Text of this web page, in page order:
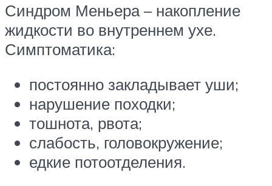
Синдром Меньера – накопление
жидкости во внутреннем ухе.
Симптоматика:
постоянно закладывает уши;
нарушение походки;
тошнота, рвота;
слабость, головокружение;
едкие потоотделения.